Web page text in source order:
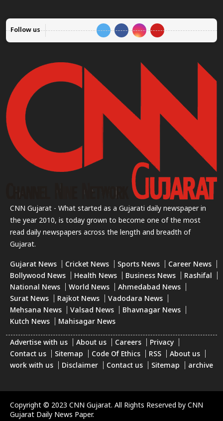
Follow us
CNN Gujarat - What started as a Gujarati daily newspaper in
the year 2010, is today grown to become one of the most
read daily newspapers across the length and breadth of
Gujarat.
Gujarat News Cricket News Sports News
Career News
Bollywood News
Health News Business News
Rashifal
National News
World News
Ahmedabad News
Surat News
Rajkot News
Vadodara News
Mehsana News
Valsad News
Bhavnagar News
Kutch News
Mahisagar News
Advertise with us About us Careers
Privacy
Contact us
Sitemap Code Of Ethics RSS
About us
work with us
Disclaimer Contact us Sitemap archive
Copyright © 2023 CNN Gujarat. All Rights Reserved by CNN
Gujarat Daily News Paper.